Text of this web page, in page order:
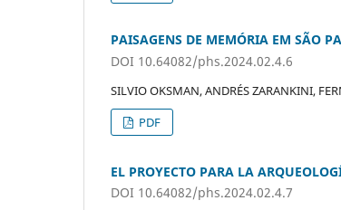
PAISAGENS DE MEMÓRIA EM SÃO
DOI 10.64082/phs.2024.02.4.6
SILVIO OKSMAN, ANDRÉS ZARANKINI,
PDF
EL PROYECTO PARA LA
DOI 10.64082/phs.2024.02.4.7